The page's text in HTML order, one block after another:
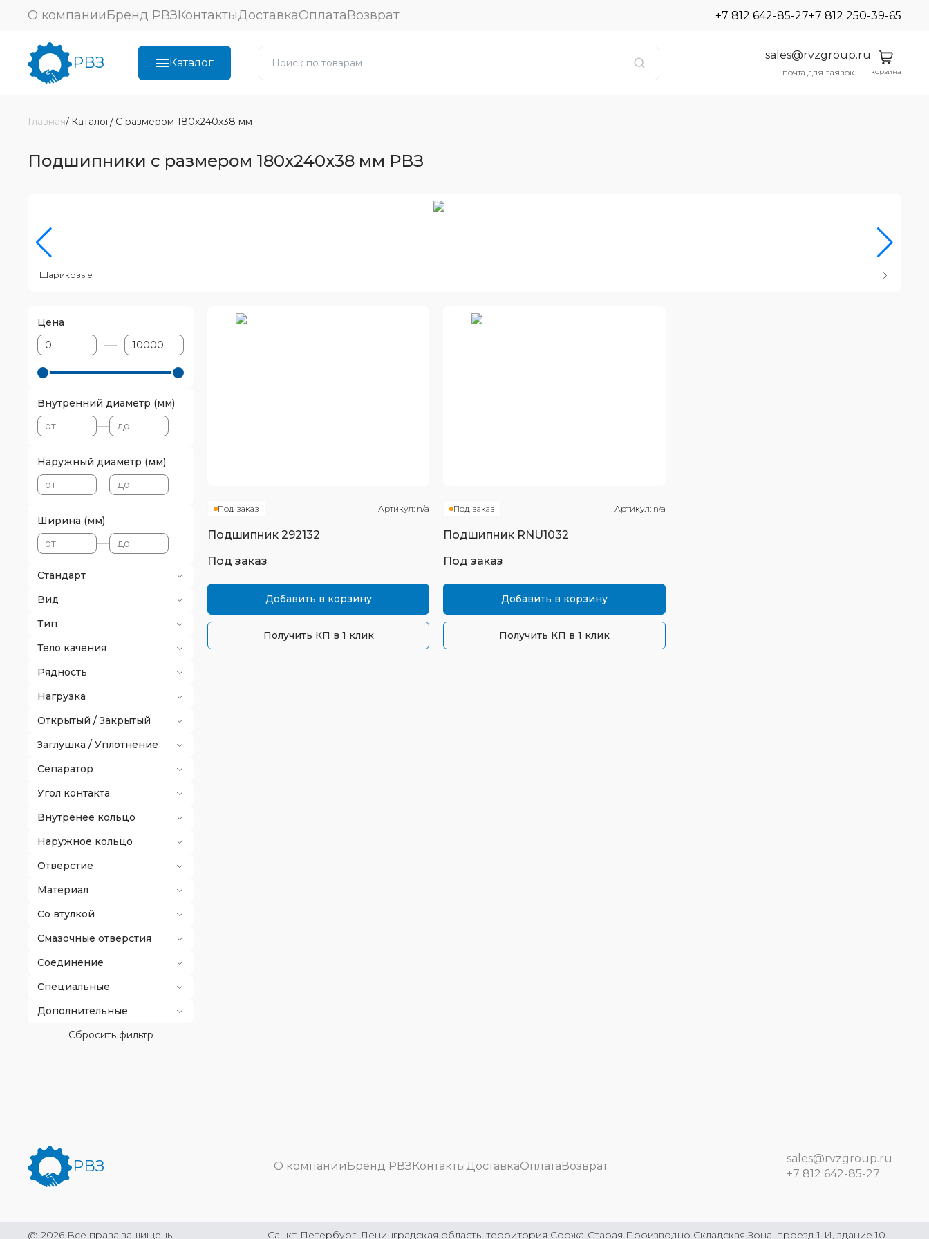
О компанииБренд РВЗКонтактыДоставкаОплатаВозврат +7 812 642-85-27+7 812 250-39-65
РВЗ Каталог
sales@rvzgroup.ru
почта для заявок корзина
Главная Каталог С размером 180x240x38 мм
Подшипники с размером 180x240x38 мм РВЗ
Шариковые
Цена
Внутренний диаметр (мм)
Наружный диаметр (мм)
Ширина (мм)
Стандарт
Вид
Тип
Тело качения
Рядность
Нагрузка
Открытый / Закрытый
Заглушка / Уплотнение
Сепаратор
Угол контакта
Внутренее кольцо
Наружное кольцо
Отверстие
Материал
Со втулкой
Смазочные отверстия
Соединение
Специальные
Дополнительные
Сбросить фильтр
Под заказ Артикул: n/a
Подшипник 292132
Под заказ
Добавить в корзину
Получить КП в 1 клик
Под заказ Артикул: n/a
Подшипник RNU1032
Под заказ
Добавить в корзину
Получить КП в 1 клик
РВЗ О компании Бренд РВЗКонтактыДоставкаОплатаВозврат
sales@rvzgroup.ru
+7 812 642-85-27
@ 2026 Все права защищены Санкт-Петербург, Ленинградская область, территория Соржа-Старая Производно Складская Зона, проезд 1-Й, здание 10.